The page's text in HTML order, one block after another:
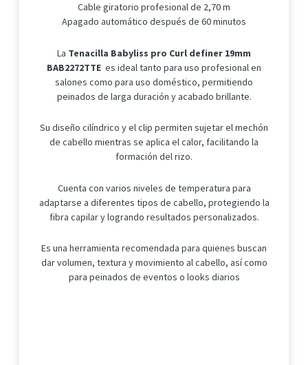
Cable giratorio profesional de 2,70 m
Apagado automático después de 60 minutos
La Tenacilla Babyliss pro Curl definer 19mm
BAB2272TTE es ideal tanto para uso profesional en
salones como para uso doméstico, permitiendo
peinados de larga duración y acabado brillante.
Su diseño cilíndrico y el clip permiten sujetar el mechón
de cabello mientras se aplica el calor, facilitando la
formación del rizo.
Cuenta con varios niveles de temperatura para
adaptarse a diferentes tipos de cabello, protegiendo la
fibra capilar y logrando resultados personalizados.
Es una herramienta recomendada para quienes buscan
dar volumen, textura y movimiento al cabello, así como
para peinados de eventos o looks diarios